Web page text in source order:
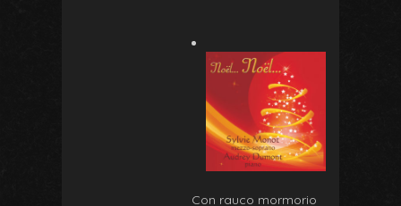
Con rauco mormorio